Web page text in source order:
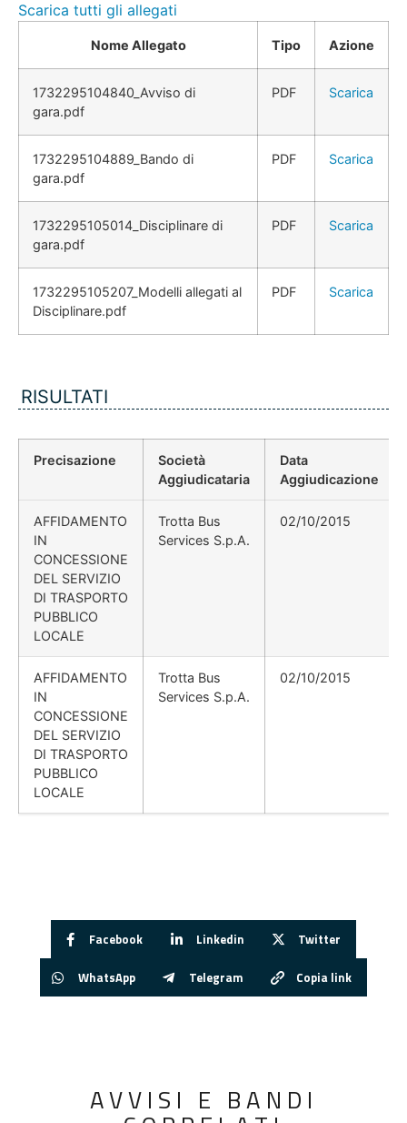
Scarica tutti gli allegati
Nome Allegato Tipo Azione
1732295104840_Avviso di
gara.pdf
PDF Scarica
1732295104889_Bando di
gara.pdf
PDF Scarica
1732295105014_Disciplinare di
gara.pdf
PDF Scarica
1732295105207_Modelli allegati al
Disciplinare.pdf
PDF Scarica
RISULTATI
Precisazione
Società
Aggiudicataria
Data
Aggiudicazione
AFFIDAMENTO
IN
CONCESSIONE
DEL SERVIZIO
DI TRASPORTO
PUBBLICO
LOCALE
Trotta Bus
Services S.p.A.
02/10/2015
AFFIDAMENTO
IN
CONCESSIONE
DEL SERVIZIO
DI TRASPORTO
PUBBLICO
LOCALE
Trotta Bus
Services S.p.A.
02/10/2015
Facebook Linkedin Twitter
WhatsApp Telegram Copia link
AVVISI E BANDI